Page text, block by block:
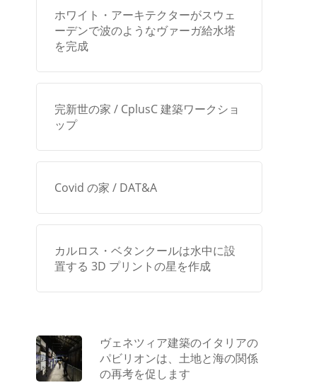
ホワイト・アーキテクターがスウェ
ーデンで波のようなヴァーガ給水塔
を完成
完新世の家 / CplusC 建築ワークショ
ップ
Covid の家 / DAT&A
カルロス・ベタンクールは水中に設
置する 3D プリントの星を作成
ヴェネツィア建築のイタリアの
パビリオンは、土地と海の関係
の再考を促します